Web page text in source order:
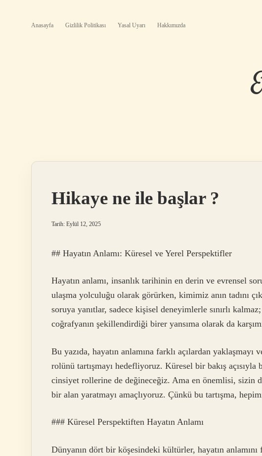
Anasayfa Gizlilik Politikası Yasal Uyarı Hakkımızda
Hikaye ne ile başlar ?
Tarih: Eylül 12, 2025
## Hayatın Anlamı: Küresel ve Yerel Perspektifler
Hayatın anlamı, insanlık tarihinin en derin ve evrensel
ulaşma yolculuğu olarak görürken, kimimiz anın tadını
soruya yanıtlar, sadece kişisel deneyimlerle sınırlı
coğrafyanın şekillendirdiği birer yansıma olarak da
Bu yazıda, hayatın anlamına farklı açılardan
rolünü tartışmayı hedefliyoruz. Küresel bir bakış
cinsiyet rollerine de değineceğiz. Ama en önemlisi, sizin
bir alan yaratmayı amaçlıyoruz. Çünkü bu tartışma,
### Küresel Perspektiften Hayatın Anlamı
Dünyanın dört bir köşesindeki kültürler, hayatın